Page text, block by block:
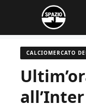
contenuto
CALCIOMERCATO
all’Inter